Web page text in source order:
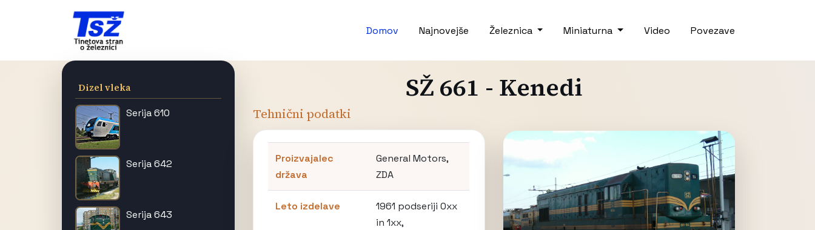
Domov Najnovejše Železnica Miniaturna Video Povezave
Dizel vleka
Serija 610
Serija 642
Serija 643
SŽ 661 - Kenedi
Tehnični podatki
Proizvajalec
država
General Motors,
ZDA
Leto izdelave
1961 podseriji 0xx
in 1xx,